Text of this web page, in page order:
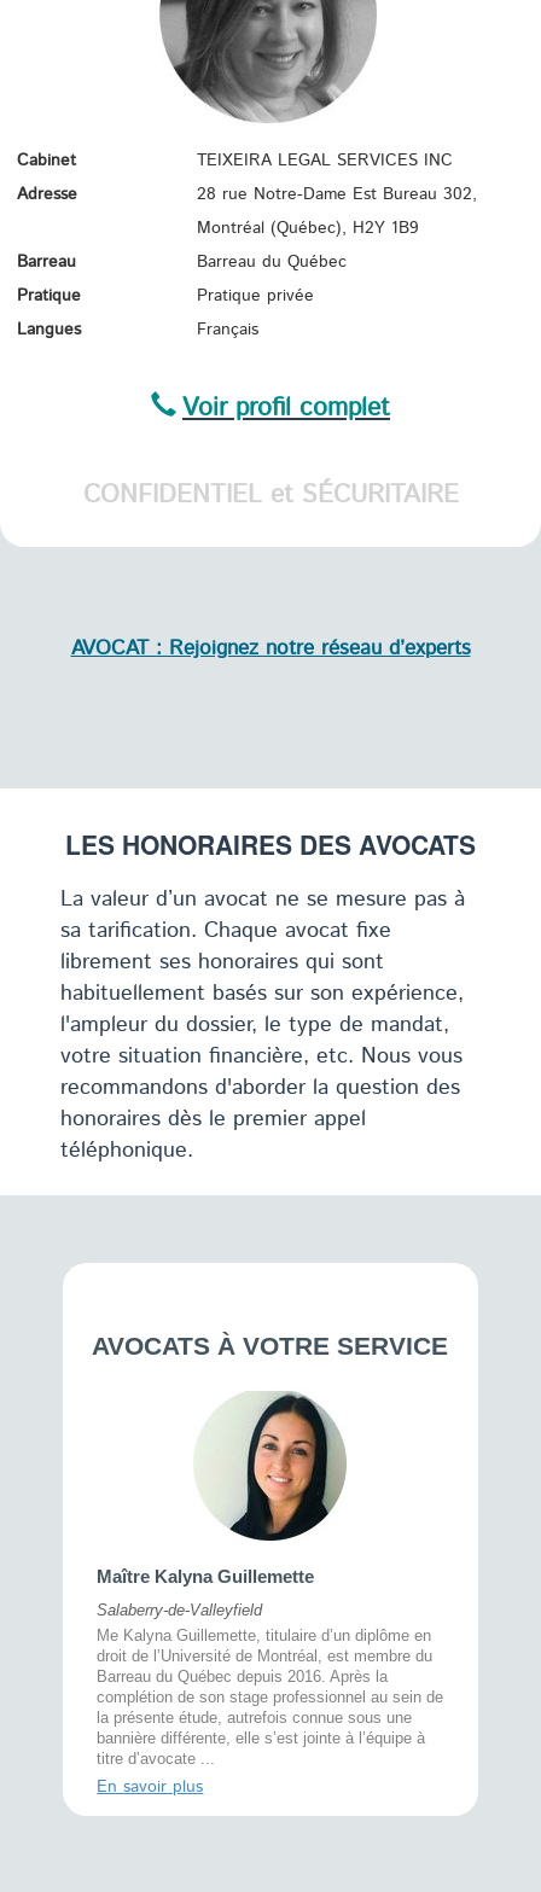
Cabinet
TEIXEIRA LEGAL SERVICES INC
Adresse
28 rue Notre-Dame Est Bureau 302,
Montréal (Québec), H2Y 1B9
Barreau
Barreau du Québec
Pratique
Pratique privée
Langues
Français
Voir profil complet
CONFIDENTIEL et SÉCURITAIRE
AVOCAT : Rejoignez notre réseau d’experts
LES HONORAIRES DES AVOCATS
La valeur d’un avocat ne se mesure pas à
sa tarification. Chaque avocat fixe
librement ses honoraires qui sont
habituellement basés sur son expérience,
l'ampleur du dossier, le type de mandat,
votre situation financière, etc. Nous vous
recommandons d'aborder la question des
honoraires dès le premier appel
téléphonique.
AVOCATS À VOTRE SERVICE
Maître Kalyna Guillemette
Salaberry-de-Valleyfield
Me Kalyna Guillemette, titulaire d’un diplôme en
droit de l’Université de Montréal, est membre du
Barreau du Québec depuis 2016. Après la
complétion de son stage professionnel au sein de
la présente étude, autrefois connue sous une
bannière différente, elle s’est jointe à l’équipe à
titre d’avocate ...
En savoir plus